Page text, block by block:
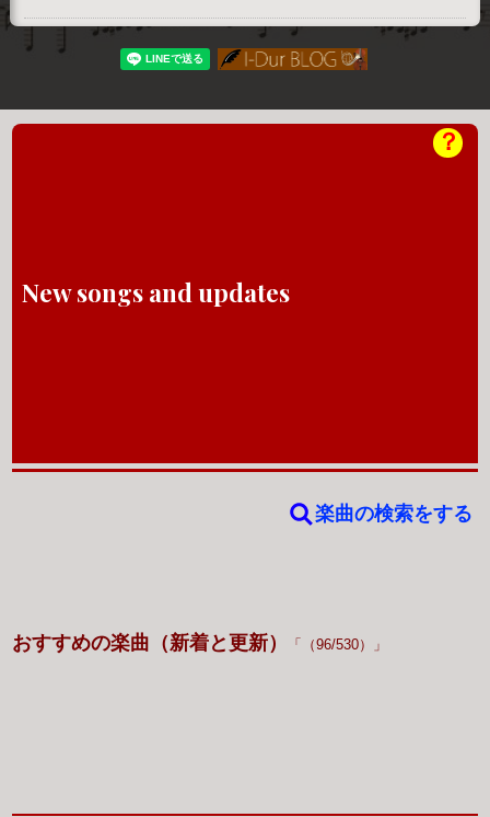
New songs and updates
？
楽曲の検索をする
おすすめの楽曲（新着と更新） （96/530）